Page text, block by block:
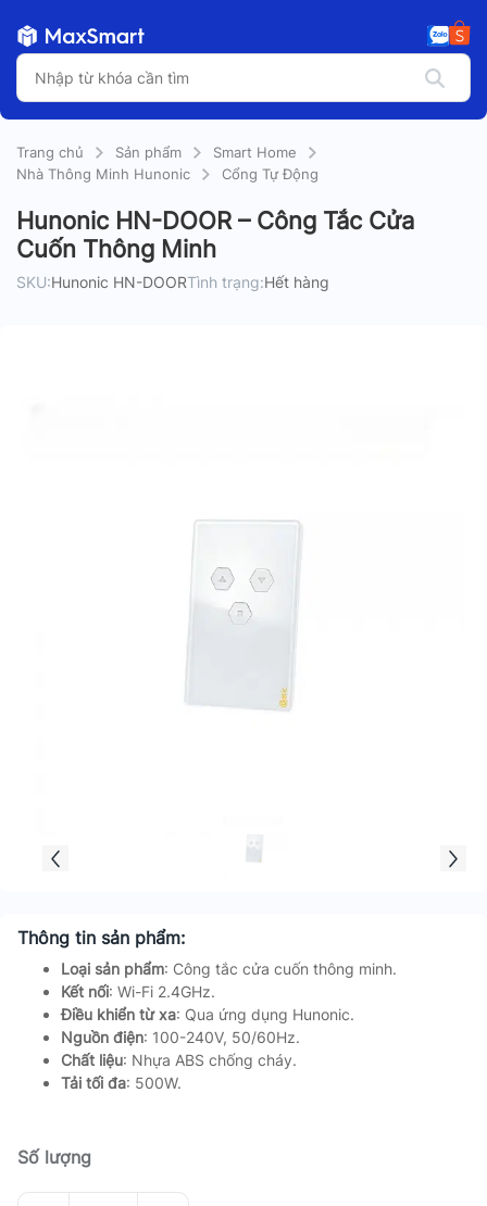
Trang chủ Sản phẩm
Smart Home
Nhà Thông Minh Hunonic
Cổng Tự Động
Hunonic HN-DOOR – Công Tắc Cửa
Cuốn Thông Minh
SKU:Hunonic HN-DOORTình trạng:Hết hàng
Thông tin sản phẩm:
Loại sản phẩm: Công tắc cửa cuốn thông minh.
Kết nối: Wi-Fi 2.4GHz.
Điều khiển từ xa: Qua ứng dụng Hunonic.
Nguồn điện: 100-240V, 50/60Hz.
Chất liệu: Nhựa ABS chống cháy.
Tải tối đa: 500W.
Số lượng